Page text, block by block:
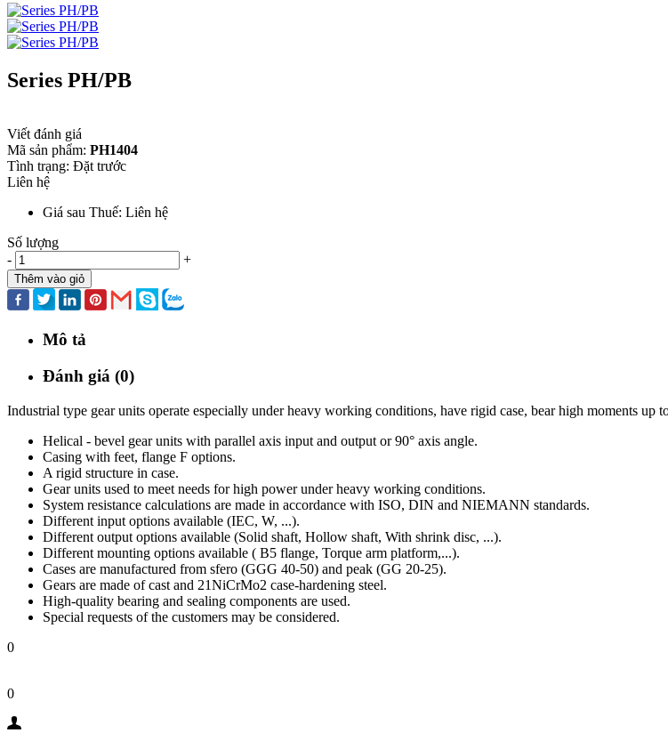
Series PH/PB
Viết đánh giá
Mã sản phẩm: PH1404
Tình trạng: Đặt trước
Liên hệ
Giá sau Thuế: Liên hệ
Số lượng
-
+
Thêm vào giỏ
Mô tả
Đánh giá (0)
Industrial type gear units operate especially under heavy working conditions, have rigid case, bear high moments up
Helical - bevel gear units with parallel axis input and output or 90° axis angle.
Casing with feet, flange F options.
A rigid structure in case.
Gear units used to meet needs for high power under heavy working conditions.
System resistance calculations are made in accordance with ISO, DIN and NIEMANN standards.
Different input options available (IEC, W, ...).
Different output options available (Solid shaft, Hollow shaft, With shrink disc, ...).
Different mounting options available ( B5 flange, Torque arm platform,...).
Cases are manufactured from sfero (GGG 40-50) and peak (GG 20-25).
Gears are made of cast and 21NiCrMo2 case-hardening steel.
High-quality bearing and sealing components are used.
Special requests of the customers may be considered.
0
0